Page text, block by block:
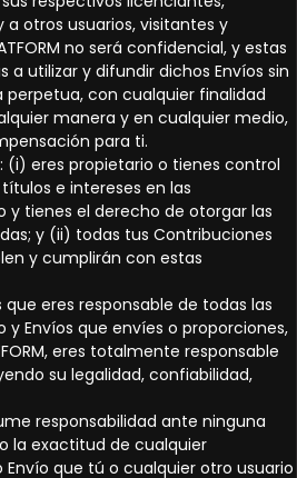
otros usuarios, visitantes y
no será confidencial, y estas
a utilizar y difundir dichos Envíos sin
con cualquier finalidad
manera y en cualquier medio,
para ti.
(i) eres propietario o tienes control
e intereses en las
y tienes el derecho de otorgar las
y (ii) todas tus Contribuciones
y cumplirán con estas
eres responsable de todas las
y Envíos que envíes o proporciones,
eres totalmente responsable
su legalidad, confiabilidad,
responsabilidad ante ninguna
la exactitud de cualquier
que tú o cualquier otro usuario